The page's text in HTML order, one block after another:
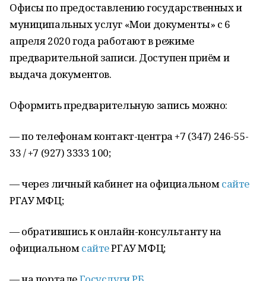
Офисы по предоставлению государственных и
муниципальных услуг «Мои документы» с 6
апреля 2020 года работают в режиме
предварительной записи. Доступен приём и
выдача документов.
Оформить предварительную запись можно:
— по телефонам контакт-центра +7 (347) 246-55-
33 / +7 (927) 3333 100;
— через личный кабинет на официальномсайте
РГАУ МФЦ;
— обратившись к онлайн-консультанту на
официальномсайтеРГАУ МФЦ;